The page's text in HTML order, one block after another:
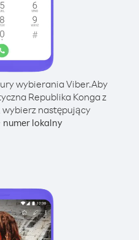
wybierania Viber.Aby
Republika Konga z
wybierz następujący
numer lokalny